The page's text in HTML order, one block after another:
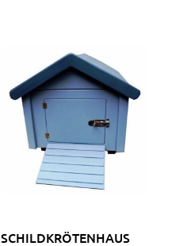
SCHILDKRÖTENHAUS